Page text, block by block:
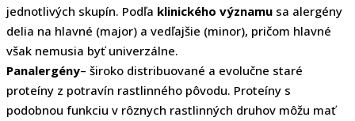
jednotlivých skupín. Podľa klinického významu sa alergény
delia na hlavné (major) a vedľajšie (minor), pričom hlavné
však nemusia byť univerzálne.
Panalergény– široko distribuované a evolučne staré
proteíny z potravín rastlinného pôvodu. Proteíny s
podobnou funkciu v rôznych rastlinných druhov môžu mať